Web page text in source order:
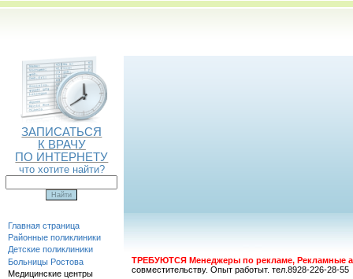
ЗАПИСАТЬСЯ
К ВРАЧУ
ПО ИНТЕРНЕТУ
что хотите найти?
Главная страница
Районные поликлиники
Детские поликлиники
Больницы Ростова
Медицинские центры
ТРЕБУЮТСЯ Менеджеры по рекламе, Рекламные
совместительству. Опыт работыт. тел.8928-226-28-55